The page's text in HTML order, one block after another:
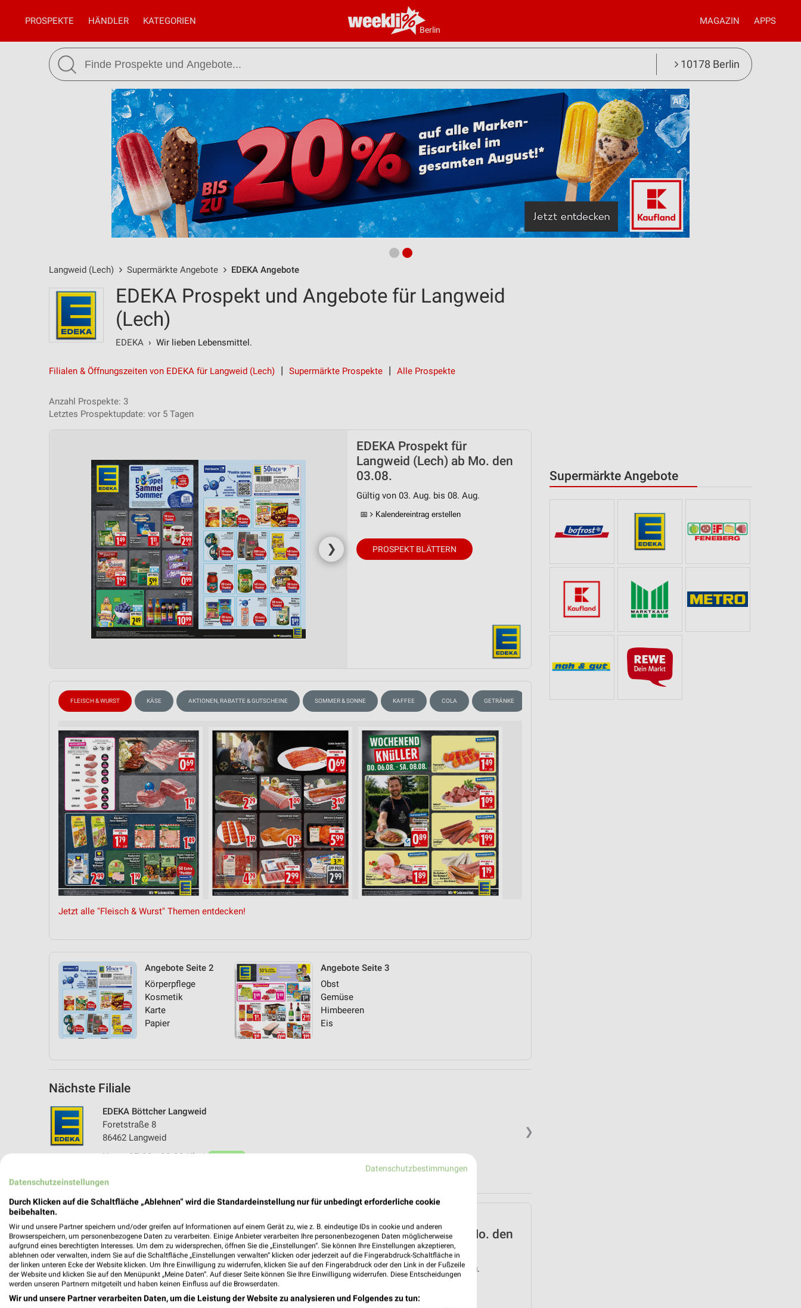
Berlin
PROSPEKTE HÄNDLER KATEGORIEN MAGAZIN APPS
10178 Berlin
Langweid (Lech) Supermärkte Angebote EDEKA Angebote
Supermärkte Angebote
EDEKA Prospekt und Angebote für Langweid
(Lech)
EDEKA › Wir lieben Lebensmittel.
Filialen & Öffnungszeiten von EDEKA für Langweid (Lech) Supermärkte Prospekte Alle Prospekte
Anzahl Prospekte: 3
Letztes Prospektupdate: vor 5 Tagen
❯
EDEKA Prospekt für
Langweid (Lech) ab Mo. den
03.08.
Gültig von 03. Aug. bis 08. Aug.
📅 Kalendereintrag erstellen
PROSPEKT BLÄTTERN
FLEISCH & WURST KÄSE AKTIONEN, RABATTE & GUTSCHEINE SOMMER & SONNE KAFFEE COLA GETRÄNKE
Jetzt alle "Fleisch & Wurst" Themen entdecken!
Angebote Seite 2
Körperpflege
Kosmetik
Karte
Papier
Angebote Seite 3
Obst
Gemüse
Himbeeren
Eis
Nächste Filiale
❯
EDEKA Böttcher Langweid
Foretstraße 8
86462 Langweid
Heute 07:00 - 20:00 Uhr | Geöffnet
Langweid (Lech) ab Mo. den
03.08.
Gültig von 03. Aug. bis 08. Aug.
Datenschutzbestimmungen
Datenschutzeinstellungen
Durch Klicken auf die Schaltfläche „Ablehnen“ wird die Standardeinstellung nur für unbedingt erforderliche cookie
beibehalten.
Wir und unsere Partner speichern und/oder greifen auf Informationen auf einem Gerät zu, wie z. B. eindeutige IDs in cookie und anderen
Browserspeichern, um personenbezogene Daten zu verarbeiten. Einige Anbieter verarbeiten Ihre personenbezogenen Daten möglicherweise
aufgrund eines berechtigten Interesses. Um dem zu widersprechen, öffnen Sie die „Einstellungen“. Sie können Ihre Einstellungen akzeptieren,
ablehnen oder verwalten, indem Sie auf die Schaltfläche „Einstellungen verwalten“ klicken oder jederzeit auf die Fingerabdruck-Schaltfläche in
der linken unteren Ecke der Website klicken. Um Ihre Einwilligung zu widerrufen, klicken Sie auf den Fingerabdruck oder den Link in der Fußzeile
der Website und klicken Sie auf den Menüpunkt „Meine Daten“. Auf dieser Seite können Sie Ihre Einwilligung widerrufen. Diese Entscheidungen
werden unseren Partnern mitgeteilt und haben keinen Einfluss auf die Browserdaten.
Wir und unsere Partner verarbeiten Daten, um die Leistung der Website zu analysieren und Folgendes zu tun: